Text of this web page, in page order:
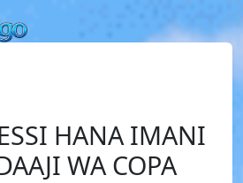
HANA IMANI
WA COPA